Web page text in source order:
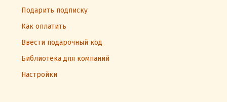
Подарить подписку
Как оплатить
Ввести подарочный код
Библиотека для компаний
Настройки